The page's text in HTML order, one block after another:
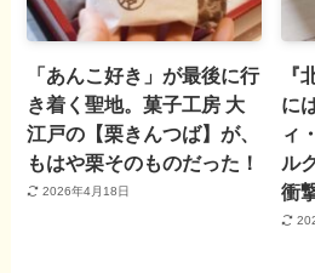
「あんこ好き」が最後に行
き着く聖地。菓子工房 大
江戸の【栗きんつば】が、
もはや栗そのものだった！
2026年4月18日
『
に
ィ
ル
衝